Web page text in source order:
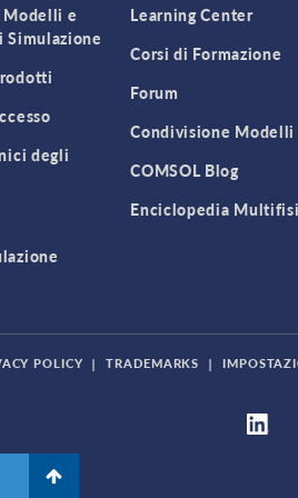
e
degli
Learning Center
Corsi di Formazione
Forum
Condivisione Modelli
COMSOL Blog
Enciclopedia
POLICY | TRADEMARKS |